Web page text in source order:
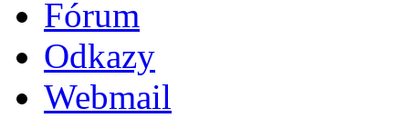
Fórum
Odkazy
Webmail